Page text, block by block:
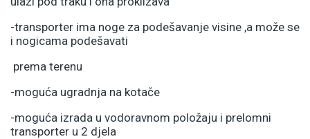
-transporter ima noge za podešavanje visine ,a može se
i nogicama podešavati
prema terenu
-moguća ugradnja na kotače
-moguća izrada u vodoravnom položaju i prelomni
transporter u 2 djela